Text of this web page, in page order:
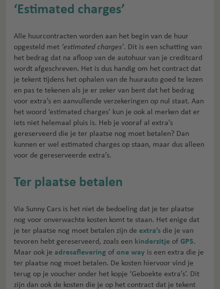
‘Estimated charges’
Alle huurcontracten worden aan het begin van de huur
opgesteld met ‘estimated charges’. Dit is een schatting van
het bedrag dat na afloop van de autohuur van je creditcard
wordt afgeschreven. Het is dus handig om het contract dat
je tekent tijdens het ophalen van de huurauto goed te lezen
en pas te tekenen als je er zeker van bent dat het bedrag
voor extra’s en aanvullende verzekeringen op nul staat. Aan
het woord ‘estimated charges’ kun je ook al merken dat er
iets niet helemaal pluis is. Heb je vooraf al extra’s
gereserveerd die je ter plaatse nog moet betalen? Dan
kunnen er wel estimated charges op staan, maar dus alleen
voor de gereserveerde extra’s.
Ter plaatse betalen
Via Sunny Cars is het niet de bedoeling dat je ter plaatse
nog voor onverwachte kosten komt te staan. Het enige dat
je ter plaatse nog moet betalen zijn de extra’s die je van
tevoren hebt gereserveerd, zoals een kinderzitje of GPS.
Maar ook je adresaflevering of one way is een extra die je
ter plaatse nog moet betalen. De kosten hiervoor vind je
terug op je voucher onder het kopje ‘Geboekte extra’s’. Dit
zijn dan ook de kosten die je op het contract dat je tekent